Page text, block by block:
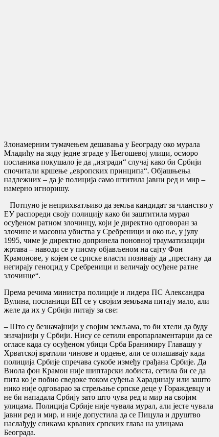
Злонамерним тумачењем дешавања у Београду око мурала
Младићу на зиду једне зграде у Његошевој улици, осморо
посланика покушало је да „изгради“ случај како би Србији
спочитали кршење „европских принципа“. Објашњења
надлежних – да је полиција само штитила јавни ред и мир –
намерно игноришу.
– Потпуно је неприхватљиво да земља кандидат за чланство у
ЕУ распореди своју полицију како би заштитила мурал
осуђеном ратном злочинцу, који је директно одговоран за
злочине и масовна убиства у Сребреници и око ње, у јулу
1995, чиме је директно допринела поновној трауматизацији
жртава – наводи се у писму објављеном на сајту Фон
Крамонове, у којем се српске власти позивају да „престану да
негирају геноцид у Сребреници и величају осуђене ратне
злочинце“.
Према речима министра полиције и лидера ПС Александра
Вулина, посланици ЕП се у својим земљама питају мало, али
желе да их у Србији питају за све:
– Што су безначајнији у својим земљама, то би хтели да буду
значајнији у Србији. Нису се сетили европарламентарци да се
огласе када су осуђеном убици Срба Бранимиру Главашу у
Хрватској вратили чинове и ордење, али се оглашавају када
полиција Србије спречава сукобе између грађана Србије. Да
Виола фон Крамон није шиптарски лобиста, сетила би се да
пита ко је побио сведоке током суђења Харадинају или зашто
нико није одговарао за стрељање српске деце у Гораждевцу и
не би нападала Србију зато што чува ред и мир на својим
улицама. Полиција Србије није чувала мурал, али јесте чувала
јавни ред и мир, и није допустила да се Пицула и друштво
наслађују сликама крвавих српских глава на улицама
Београда.